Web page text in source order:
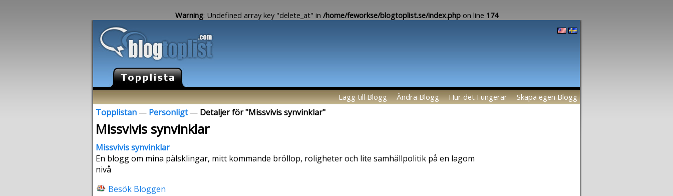
Warning: Undefined array key "delete_at" in /home/feworkse/blogtoplist.se/index.phpon line 174
Lägg till Blogg Ändra Blogg Hur det Fungerar Skapa egen Blogg
Topplistan — Personligt— Detaljer för "Missvivis synvinklar"
Missvivis synvinklar
Missvivis synvinklar
En blogg om mina pälsklingar, mitt kommande bröllop, roligheter och lite samhällpolitik på en lagom
nivå
Besök Bloggen